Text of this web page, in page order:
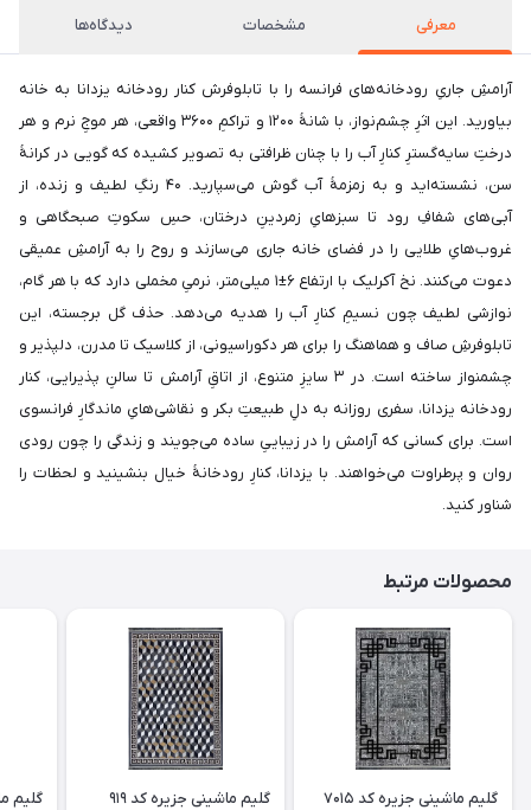
معرفی مشخصات دیدگاه‌ها
آرامشِ جاریِ رودخانه‌های فرانسه را با تابلوفرش کنار رودخانه یزدانا به خانه
بیاورید. این اثرِ چشم‌نواز، با شانهٔ ۱۲۰۰ و تراکمِ ۳۶۰۰ واقعی، هر موجِ نرم و هر
درختِ سایه‌گسترِ کنارِ آب را با چنان ظرافتی به تصویر کشیده که گویی در کرانهٔ
سن، نشسته‌اید و به زمزمهٔ آب گوش می‌سپارید. ۴۰ رنگِ لطیف و زنده، از
آبی‌های شفافِ رود تا سبزهایِ زمردینِ درختان، حسِ سکوتِ صبحگاهی و
غروب‌هایِ طلایی را در فضای خانه جاری می‌سازند و روح را به آرامشِ عمیقی
دعوت می‌کنند. نخ آکرلیک با ارتفاع ۶±۱ میلی‌متر، نرمیِ مخملی دارد که با هر گام،
نوازشی لطیف چون نسیمِ کنارِ آب را هدیه می‌دهد. حذف گل برجسته، این
تابلوفرشِ صاف و هماهنگ را برای هر دکوراسیونی، از کلاسیک تا مدرن، دلپذیر و
چشمنواز ساخته است. در ۳ سایزِ متنوع، از اتاقِ آرامش تا سالنِ پذیرایی، کنار
رودخانه یزدانا، سفری روزانه به دلِ طبیعتِ بکر و نقاشی‌هایِ ماندگارِ فرانسوی
است. برای کسانی که آرامش را در زیباییِ ساده می‌جویند و زندگی را چون رودی
روان و پرطراوت می‌خواهند. با یزدانا، کنارِ رودخانهٔ خیال بنشینید و لحظات را
شناور کنید.
محصولات مرتبط
گلیم ماشینی جزیره کد 7015
گلیم ماشینی جزیره کد 919